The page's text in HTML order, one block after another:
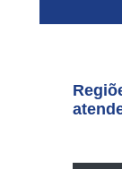
venda de
quanto custa
empilhadeiras